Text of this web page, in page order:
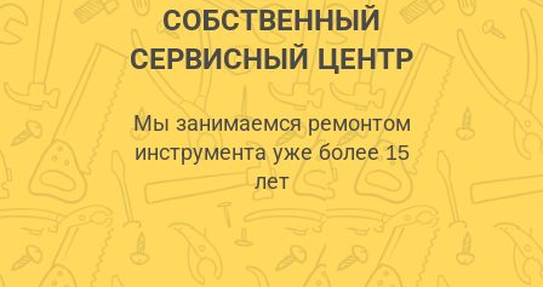
СОБСТВЕННЫЙ
СЕРВИСНЫЙ ЦЕНТР
Мы занимаемся ремонтом
инструмента уже более 15
лет